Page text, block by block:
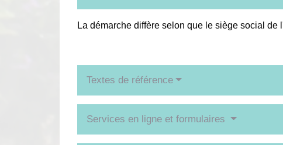
La démarche diffère selon que le siège social
Textes de référence
Services en ligne et formulaires